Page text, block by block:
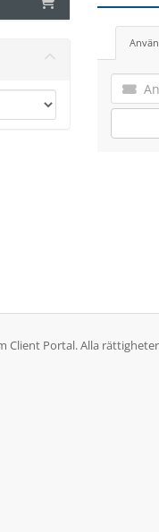
Client Portal. Alla